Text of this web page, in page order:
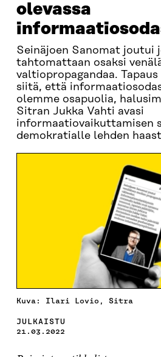
olevassa
Seinäjoen Sanomat joutui
tahtomattaan osaksi
valtiopropagandaa.
siitä, että
olemme osapuolia,
Sitran Jukka Vahti avasi
informaatiovaikuttamisen
demokratialle lehden
Kuva: Ilari Lovio, Sitra
JULKAISTU
21.03.2022